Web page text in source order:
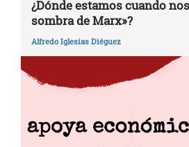
¿Dónde estamos cuando
sombra de Marx»?
Alfredo Iglesias Diéguez